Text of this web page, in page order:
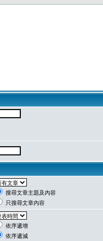
搜尋文章主題及內容
只搜尋文章內容
依序遞增
依序遞減